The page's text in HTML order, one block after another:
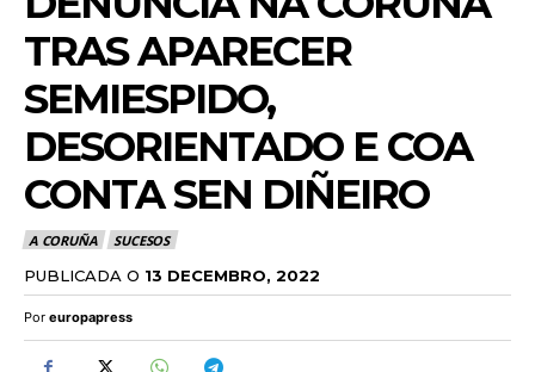
TRAS APARECER
SEMIESPIDO,
DESORIENTADO E COA
CONTA SEN DIÑEIRO
A CORUÑA SUCESOS
PUBLICADA O 13 DECEMBRO, 2022
Por europapress